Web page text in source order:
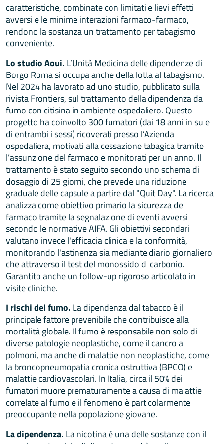
caratteristiche, combinate con limitati e lievi effetti
avversi e le minime interazioni farmaco-farmaco,
rendono la sostanza un trattamento per tabagismo
conveniente.
Lo studio Aoui. L’Unità Medicina delle dipendenze di
Borgo Roma si occupa anche della lotta al tabagismo.
Nel 2024 ha lavorato ad uno studio, pubblicato sulla
rivista Frontiers, sul trattamento della dipendenza da
fumo con citisina in ambiente ospedaliero. Questo
progetto ha coinvolto 300 fumatori (dai 18 anni in su e
di entrambi i sessi) ricoverati presso l’Azienda
ospedaliera, motivati alla cessazione tabagica tramite
l’assunzione del farmaco e monitorati per un anno. Il
trattamento è stato seguito secondo uno schema di
dosaggio di 25 giorni, che prevede una riduzione
graduale delle capsule a partire dal "Quit Day". La ricerca
analizza come obiettivo primario la sicurezza del
farmaco tramite la segnalazione di eventi avversi
secondo le normative AIFA. Gli obiettivi secondari
valutano invece l'efficacia clinica e la conformità,
monitorando l'astinenza sia mediante diario giornaliero
che attraverso il test del monossido di carbonio.
Garantito anche un follow-up rigoroso articolato in
visite cliniche.
I rischi del fumo. La dipendenza dal tabacco è il
principale fattore prevenibile che contribuisce alla
mortalità globale. Il fumo è responsabile non solo di
diverse patologie neoplastiche, come il cancro ai
polmoni, ma anche di malattie non neoplastiche, come
la broncopneumopatia cronica ostruttiva (BPCO) e
malattie cardiovascolari. In Italia, circa il 50% dei
fumatori muore prematuramente a causa di malattie
correlate al fumo e il fenomeno è particolarmente
preoccupante nella popolazione giovane.
La dipendenza. La nicotina è una delle sostanze con il